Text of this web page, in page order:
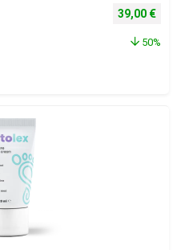
Izvorna
39,00 €
50%